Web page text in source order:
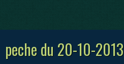
peche du 20-10-2013